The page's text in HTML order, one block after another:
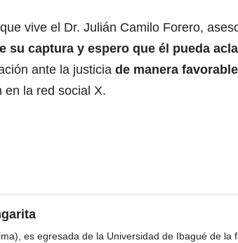
vive el Dr. Julián Camilo Forero,
su captura y espero que él pueda
ante la justicia de manera favorable
en la red social X.
es egresada de la Universidad de Ibagué de la